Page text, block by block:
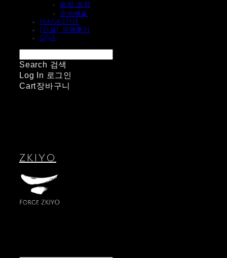
숲의 조각
순수예술
MAGAZINE
[신설] 구매후기
QnA
Search 검색
Log In 로그인
Cart장바구니
ZKIYO